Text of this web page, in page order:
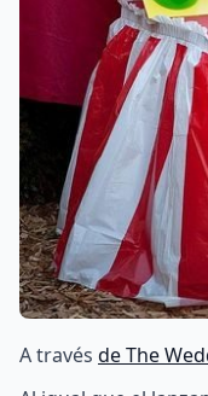
A través de The